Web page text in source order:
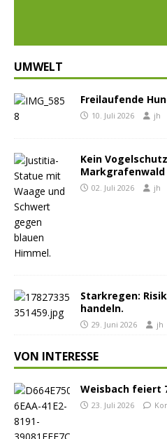
UMWELT
Freilaufende
10. Juli 2026 jh
Kein
Markgrafenwald
02. Juli 2026 jh
Starkregen:
handeln.
29. Juni 2026 jh
VON INTERESSE
Weisbach feiert
23. Juli 2026